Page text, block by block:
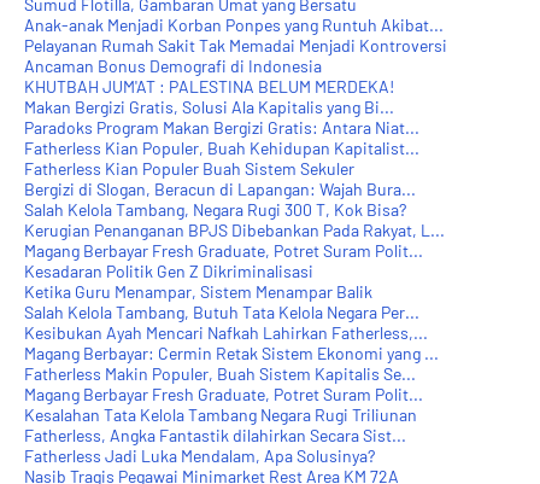
Sumud Flotilla, Gambaran Umat yang Bersatu
Anak-anak Menjadi Korban Ponpes yang Runtuh Akibat...
Pelayanan Rumah Sakit Tak Memadai Menjadi Kontroversi
Ancaman Bonus Demografi di Indonesia
KHUTBAH JUM'AT : PALESTINA BELUM MERDEKA!
Makan Bergizi Gratis, Solusi Ala Kapitalis yang Bi...
Paradoks Program Makan Bergizi Gratis: Antara Niat...
Fatherless Kian Populer, Buah Kehidupan Kapitalist...
Fatherless Kian Populer Buah Sistem Sekuler
Bergizi di Slogan, Beracun di Lapangan: Wajah Bura...
Salah Kelola Tambang, Negara Rugi 300 T, Kok Bisa?
Kerugian Penanganan BPJS Dibebankan Pada Rakyat, L...
Magang Berbayar Fresh Graduate, Potret Suram Polit...
Kesadaran Politik Gen Z Dikriminalisasi
Ketika Guru Menampar, Sistem Menampar Balik
Salah Kelola Tambang, Butuh Tata Kelola Negara Per...
Kesibukan Ayah Mencari Nafkah Lahirkan Fatherless,...
Magang Berbayar: Cermin Retak Sistem Ekonomi yang ...
Fatherless Makin Populer, Buah Sistem Kapitalis Se...
Magang Berbayar Fresh Graduate, Potret Suram Polit...
Kesalahan Tata Kelola Tambang Negara Rugi Triliunan
Fatherless, Angka Fantastik dilahirkan Secara Sist...
Fatherless Jadi Luka Mendalam, Apa Solusinya?
Nasib Tragis Pegawai Minimarket Rest Area KM 72A